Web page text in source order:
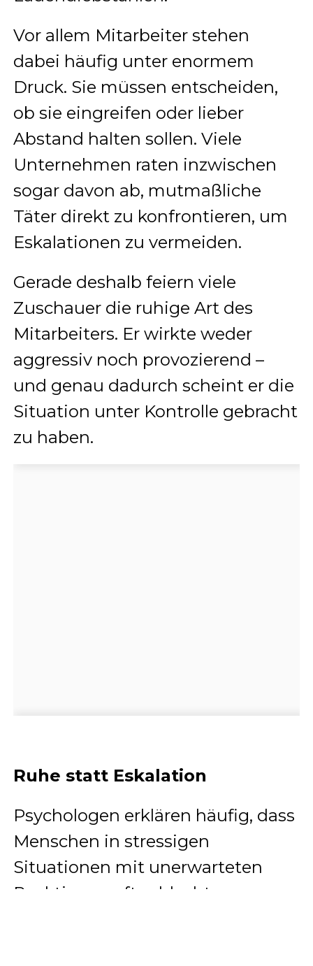
Vor allem Mitarbeiter stehen
dabei häufig unter enormem
Druck. Sie müssen entscheiden,
ob sie eingreifen oder lieber
Abstand halten sollen. Viele
Unternehmen raten inzwischen
sogar davon ab, mutmaßliche
Täter direkt zu konfrontieren, um
Eskalationen zu vermeiden.
Gerade deshalb feiern viele
Zuschauer die ruhige Art des
Mitarbeiters. Er wirkte weder
aggressiv noch provozierend –
und genau dadurch scheint er die
Situation unter Kontrolle gebracht
zu haben.
Ruhe statt Eskalation
Psychologen erklären häufig, dass
Menschen in stressigen
Situationen mit unerwarteten
Reaktionen oft schlechter